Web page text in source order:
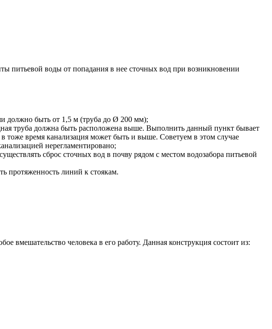
питьевой воды от попадания в нее сточных вод при возникновении
должно быть от 1,5 м (труба до Ø 200 мм);
труба должна быть расположена выше. Выполнить данный пункт бывает
тоже время канализация может быть и выше. Советуем в этом случае
нерегламентировано;
сброс сточных вод в почву рядом с местом водозабора питьевой
протяженность линий к стоякам.
вмешательство человека в его работу. Данная конструкция состоит из: